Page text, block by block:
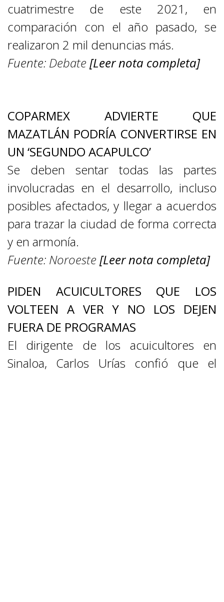
cuatrimestre de este 2021, en
comparación con el año pasado, se
realizaron 2 mil denuncias más.
Fuente: Debate [Leer nota completa]
COPARMEX ADVIERTE QUE
MAZATLÁN PODRÍA CONVERTIRSE EN
UN ‘SEGUNDO ACAPULCO’
Se deben sentar todas las partes
involucradas en el desarrollo, incluso
posibles afectados, y llegar a acuerdos
para trazar la ciudad de forma correcta
y en armonía.
Fuente: Noroeste [Leer nota completa]
PIDEN ACUICULTORES QUE LOS
VOLTEEN A VER Y NO LOS DEJEN
FUERA DE PROGRAMAS
El dirigente de los acuicultores en
Sinaloa, Carlos Urías confió que el